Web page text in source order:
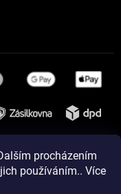
procházením
používáním.. Více